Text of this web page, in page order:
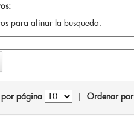
para afinar la busqueda.
por página Ordenar por